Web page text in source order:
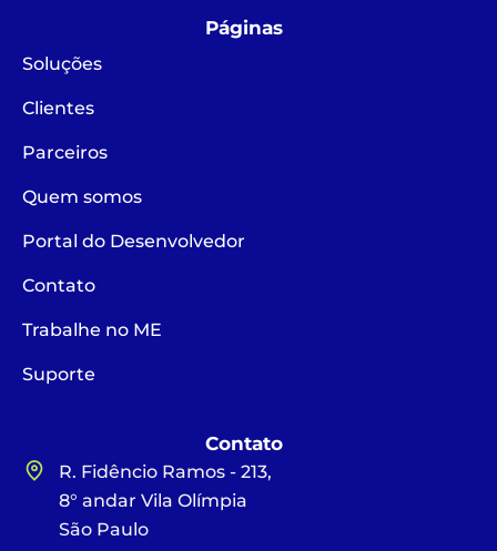
Páginas
Soluções
Clientes
Parceiros
Quem somos
Portal do Desenvolvedor
Contato
Trabalhe no ME
Suporte
Contato
R. Fidêncio Ramos - 213,
8° andar Vila Olímpia
São Paulo